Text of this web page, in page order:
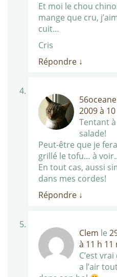
Et moi le chou
mange que cru,
cuit…
Cris
Répondre ↓
56oceane
2009 à
Tentant
salade!
Peut-être que je
grillé le tofu… à
En tout cas, aussi
dans mes cordes!
Répondre ↓
Clem le
à 11 h 11
C’est
a l’air